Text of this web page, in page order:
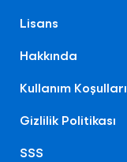
Lisans
Hakkında
Kullanım Koşulları
Gizlilik Politikası
SSS